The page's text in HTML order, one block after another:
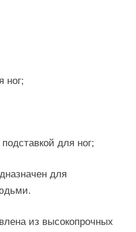
ног;
для ног;
для
из высокопрочных